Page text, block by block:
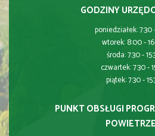
GODZINY
poniedziałek: 7:30
wtorek: 8:00 -
środa: 7:30 -
czwartek: 7:30 -
piątek: 7:30 -
PUNKT OBSŁUGI